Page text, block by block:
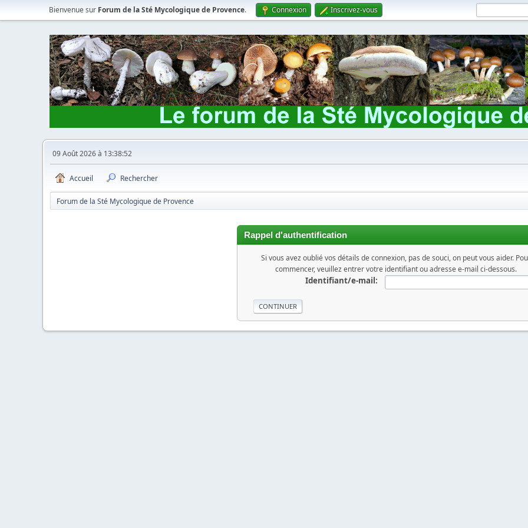
Bienvenue sur Forum de la Sté Mycologique de Provence. Connexion Inscrivez-vous
09 Août 2026 à 13:38:52
Accueil Rechercher
Forum de la Sté Mycologique de Provence
Rappel d'authentification
Si vous avez oublié vos détails de connexion, pas de souci, on peut vous aider.
commencer, veuillez entrer votre identifiant ou adresse e-mail ci-dessous.
Identifiant/e-mail: